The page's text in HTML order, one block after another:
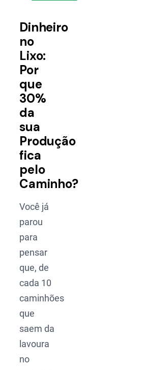
Dinheiro
no
Lixo:
Por
que
30%
da
sua
Produção
fica
pelo
Caminho?
Você já
parou
para
pensar
que, de
cada 10
caminhões
que
saem da
lavoura
no